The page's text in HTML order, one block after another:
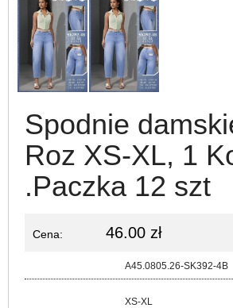
Spodnie
Roz XS-XL, 1
.Paczka 12 szt
Cena: 46.00 zł
A45.0805.26-SK392-4B
XS-XL